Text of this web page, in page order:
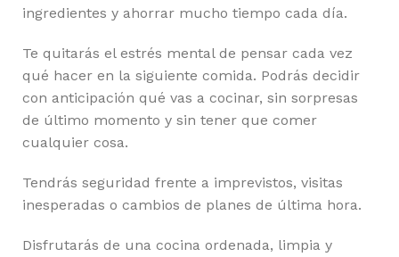
ingredientes y ahorrar mucho tiempo cada día.
Te quitarás el estrés mental de pensar cada vez
qué hacer en la siguiente comida. Podrás decidir
con anticipación qué vas a cocinar, sin sorpresas
de último momento y sin tener que comer
cualquier cosa.
Tendrás seguridad frente a imprevistos, visitas
inesperadas o cambios de planes de última hora.
Disfrutarás de una cocina ordenada, limpia y